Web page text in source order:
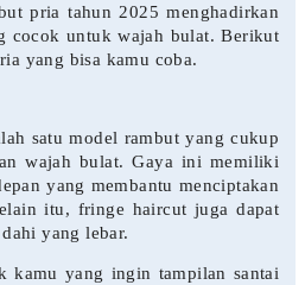
pria tahun 2025 menghadirkan
cocok untuk wajah bulat. Berikut
yang bisa kamu coba.
satu model rambut yang cukup
wajah bulat. Gaya ini memiliki
yang membantu menciptakan
itu, fringe haircut juga dapat
yang lebar.
kamu yang ingin tampilan santai